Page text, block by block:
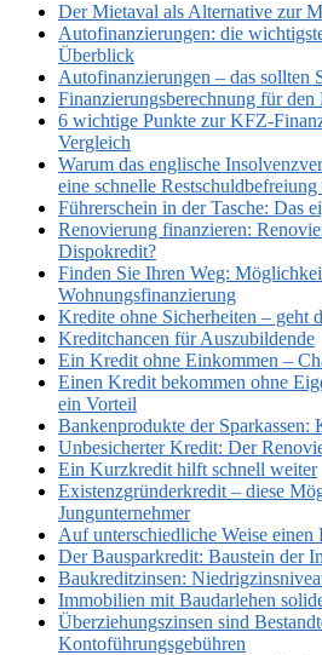
Der Mietaval als Alternative zur
Autofinanzierungen: die
Überblick
Autofinanzierungen – das sollten
Finanzierungsberechnung für den
6 wichtige Punkte zur KFZ-
Vergleich
Warum das englische
eine schnelle Restschuldbefreiung
Führerschein in der Tasche: Das
Renovierung finanzieren:
Dispokredit?
Finden Sie Ihren Weg:
Wohnungsfinanzierung
Kredite ohne Sicherheiten – geht
Kreditchancen für Auszubildende
Ein Kredit ohne Einkommen –
Einen Kredit bekommen ohne
ein Vorteil
Bankenprodukte der Sparkassen:
Unbesicherter Kredit: Der
Ein Kurzkredit hilft schnell weiter
Existenzgründerkredit – diese
Jungunternehmer
Auf unterschiedliche Weise einen
Der Bausparkredit: Baustein der
Baukreditzinsen:
Immobilien mit Baudarlehen
Überziehungszinsen sind
Kontoführungsgebühren